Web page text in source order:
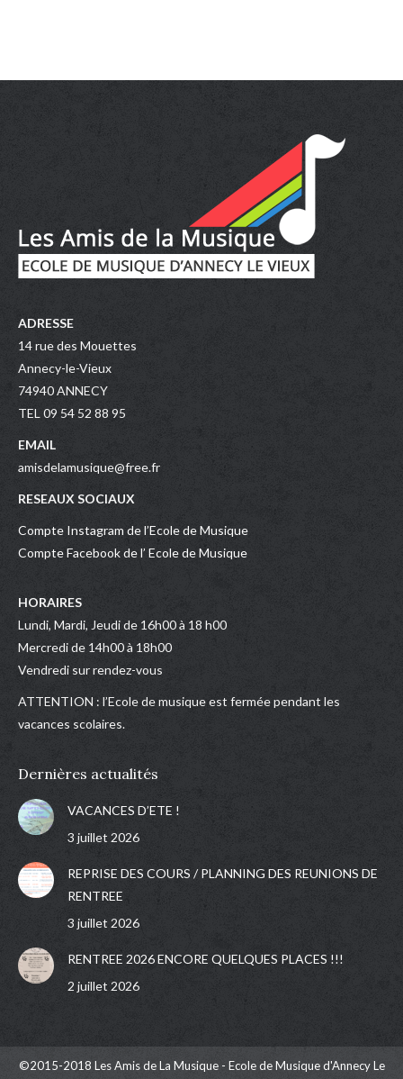
ADRESSE
14 rue des Mouettes
Annecy-le-Vieux
74940 ANNECY
TEL 09 54 52 88 95
EMAIL
amisdelamusique@free.fr
RESEAUX SOCIAUX
Compte Instagram de l’Ecole de Musique
Compte Facebook de l’ Ecole de Musique
HORAIRES
Lundi, Mardi, Jeudi de 16h00 à 18 h00
Mercredi de 14h00 à 18h00
Vendredi sur rendez-vous
ATTENTION : l’Ecole de musique est fermée pendant les
vacances scolaires.
Dernières actualités
VACANCES D’ETE !
3 juillet 2026
REPRISE DES COURS / PLANNING DES REUNIONS DE
RENTREE
3 juillet 2026
RENTREE 2026 ENCORE QUELQUES PLACES !!!
2 juillet 2026
©2015-2018 Les Amis de La Musique - Ecole de Musique d'Annecy Le